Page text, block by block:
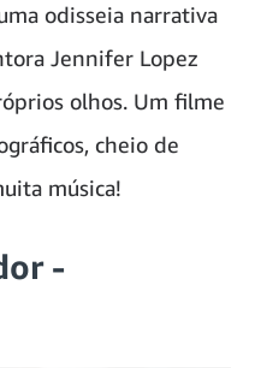
odisseia narrativa
Jennifer Lopez
olhos. Um filme
cheio de
música!
-